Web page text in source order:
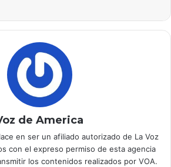
de America
en ser un afiliado autorizado de La Voz
con el expreso permiso de esta agencia
los contenidos realizados por VOA.